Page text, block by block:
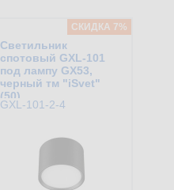
Светильник
спотовый GXL-101
под лампу GX53,
черный тм "iSvet"
(50)
GXL-101-2-4
CКИДКА 7%